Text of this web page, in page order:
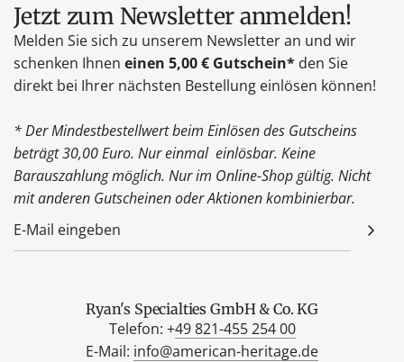
Jetzt zum Newsletter anmelden!
Melden Sie sich zu unserem Newsletter an und wir
schenken Ihnen einen 5,00 € Gutschein* den Sie
direkt bei Ihrer nächsten Bestellung einlösen können!
* Der Mindestbestellwert beim Einlösen des Gutscheins
beträgt 30,00 Euro. Nur einmal einlösbar. Keine
Barauszahlung möglich. Nur im Online-Shop gültig. Nicht
mit anderen Gutscheinen oder Aktionen kombinierbar.
Ryan's Specialties GmbH & Co. KG
Telefon: +49 821-455 254 00
E-Mail: info@american-heritage.de